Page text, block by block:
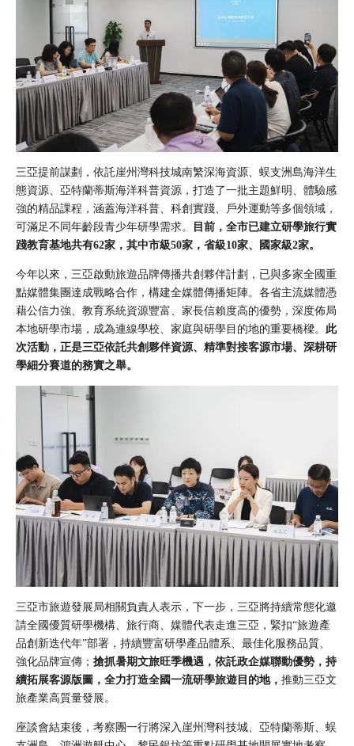
三亞提前謀劃，依託崖州灣科技城南繁深海資源、蜈支洲島海洋生
態資源、亞特蘭蒂斯海洋科普資源，打造了一批主題鮮明、體驗感
強的精品課程，涵蓋海洋科普、科創實踐、戶外運動等多個領域，
可滿足不同年齡段青少年研學需求。
目前，全市已建立研學旅行實
踐教育基地共有62家，其中市級50家，省級10家、國家級2家。
今年以來，三亞啟動旅遊品牌傳播共創夥伴計劃，已與多家全國重
點媒體集團達成戰略合作，構建全媒體傳播矩陣。各省主流媒體憑
藉公信力強、教育系統資源豐富、家長信賴度高的優勢，深度佈局
本地研學市場，成為連線學校、家庭與研學目的地的重要橋樑。 此
次活動，正是三亞依託共創夥伴資源、精準對接客源市場、深耕研
學細分賽道的務實之舉。
三亞市旅遊發展局相關負責人表示，下一步，三亞將持續常態化邀
請全國優質研學機構、旅行商、媒體代表走進三亞，緊扣“旅遊產
品創新迭代年”部署，持續豐富研學產品體系、最佳化服務品質、
強化品牌宣傳； 搶抓暑期文旅旺季機遇，依託政企媒聯動優勢，持
續拓展客源版圖，全力打造全國一流研學旅遊目的地， 推動三亞文
旅產業高質量發展。
座談會結束後，考察團一行將深入崖州灣科技城、亞特蘭蒂斯、蜈